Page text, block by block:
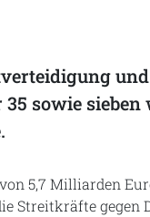
sowie sieben
5,7 Milliarden
Streitkräfte gegen